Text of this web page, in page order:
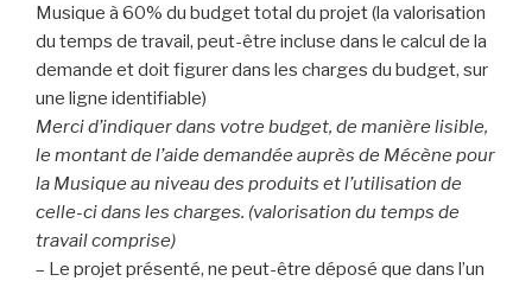
Musique à 60% du budget total du projet (la valorisation
du temps de travail, peut-être incluse dans le calcul de la
demande et doit figurer dans les charges du budget, sur
une ligne identifiable)
Merci d’indiquer dans votre budget, de manière lisible,
le montant de l’aide demandée auprès de Mécène pour
la Musique au niveau des produits et l’utilisation de
celle-ci dans les charges. (valorisation du temps de
travail comprise)
– Le projet présenté, ne peut-être déposé que dans l’un